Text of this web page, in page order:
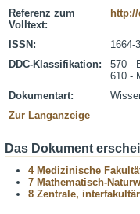
Referenz zum
Volltext:
ISSN:
1664-
DDC-Klassifikation:
570 -
610 -
Dokumentart:
Zur Langanzeige
Das Dokument
4 Medizinische
7 Mathematisch-
8 Zentrale,